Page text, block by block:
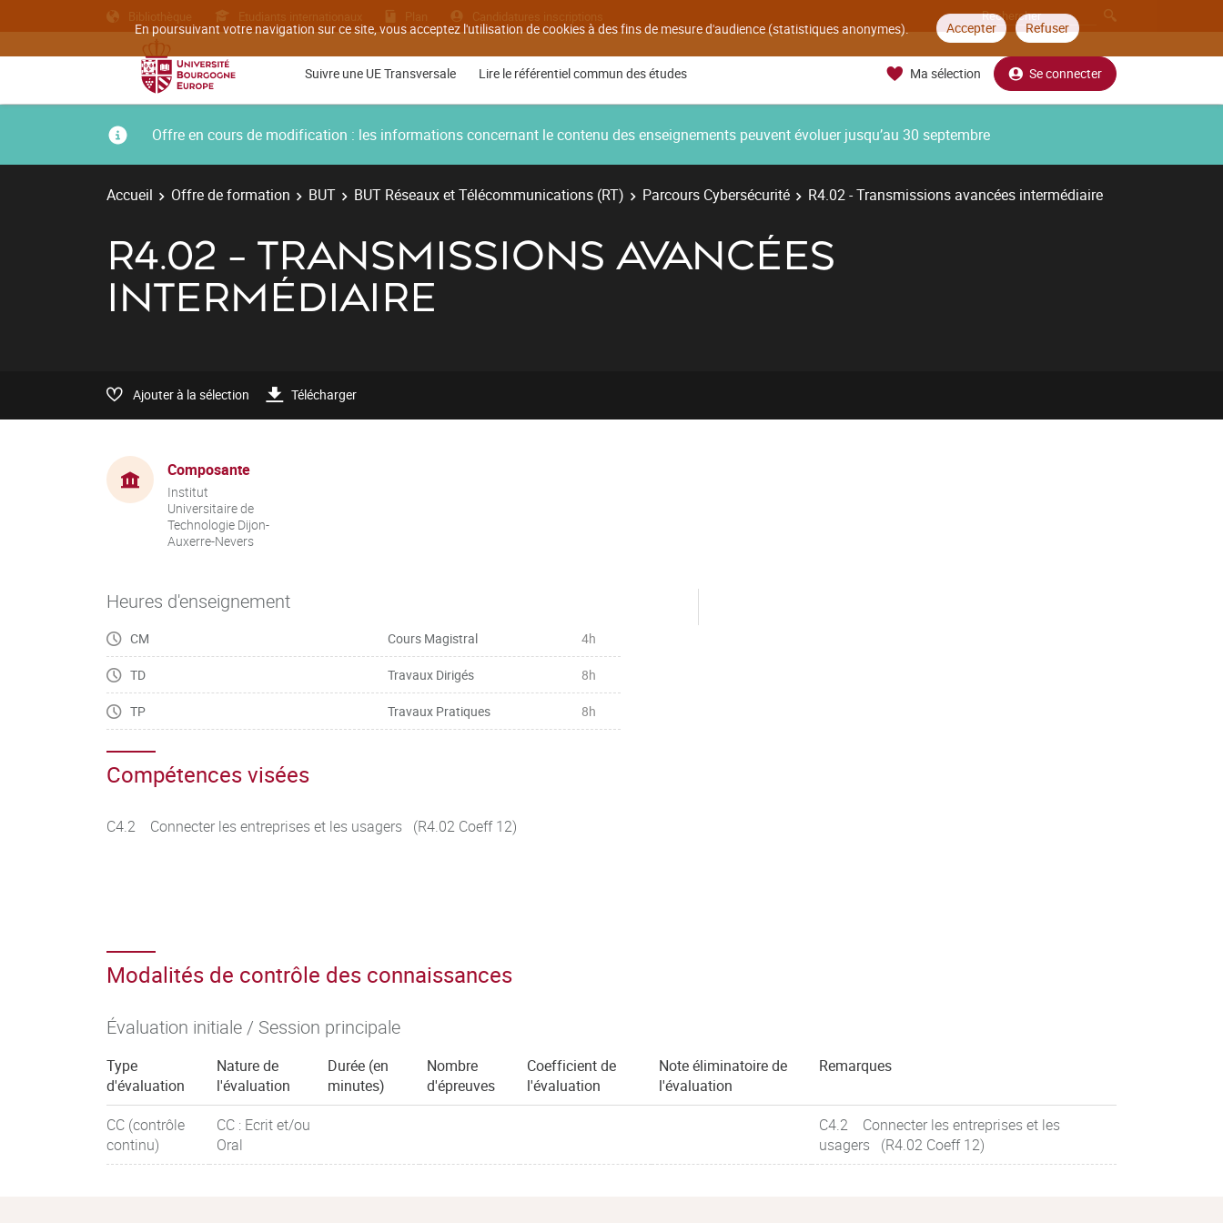
En poursuivant votre navigation sur ce site, vous acceptez l'utilisation de cookies à des fins de mesure d'audience (statistiques anonymes). Accepter Refuser
Bibliothèque Etudiants internationaux Plan Candidatures inscriptions
Suivre une UE Transversale Lire le référentiel commun des études Ma sélection Se connecter
Offre en cours de modification : les informations concernant le contenu des enseignements peuvent évoluer jusqu’au 30 septembre
Accueil Offre de formation BUT BUT Réseaux et Télécommunications (RT) Parcours Cybersécurité R4.02 - Transmissions avancées intermédiaire
R4.02 - TRANSMISSIONS AVANCÉES
INTERMÉDIAIRE
Ajouter à la sélection Télécharger
Composante
Institut
Universitaire de
Technologie Dijon-
Auxerre-Nevers
Heures d'enseignement
CM Cours Magistral 4h
TD Travaux Dirigés 8h
TP Travaux Pratiques 8h
Compétences visées
C4.2 Connecter les entreprises et les usagers (R4.02 Coeff 12)
Modalités de contrôle des connaissances
Évaluation initiale / Session principale
Type
d'évaluation
Nature de
l'évaluation
Durée (en
minutes)
Nombre
d'épreuves
Coefficient de
l'évaluation
Note éliminatoire de
l'évaluation
Remarques
CC (contrôle
continu)
CC : Ecrit et/ou
Oral
C4.2 Connecter les entreprises et les
usagers (R4.02 Coeff 12)